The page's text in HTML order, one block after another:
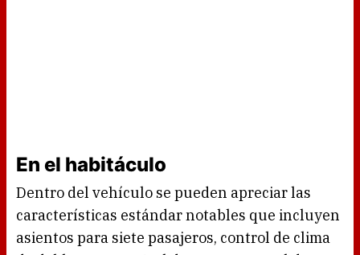
En el habitáculo
Dentro del vehículo se pueden apreciar las
características estándar notables que incluyen
asientos para siete pasajeros, control de clima